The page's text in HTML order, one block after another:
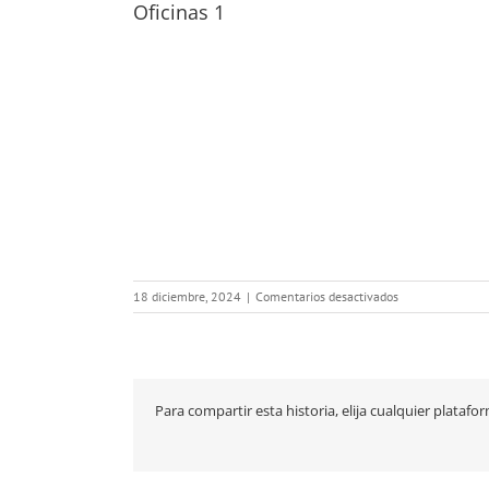
Oficinas 1
18 diciembre, 2024 | Comentarios desactivadosen
Oficinas
Para compartir esta historia, elija cualquier